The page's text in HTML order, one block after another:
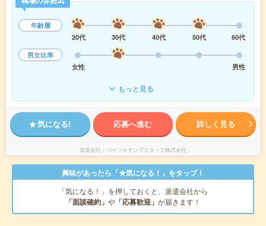
年齢層
20代
30代 40代 50代
60代
男女比率
女性
男性
もっと見る
気になる! 応募へ進む 詳しく見る
派遣会社 パーソルテンプスタッフ株式会社
興味があったら「★気になる！」をタップ！
「気になる！」を押しておくと、派遣会社から
「面談確約」 や 「応募歓迎」 が届きます！